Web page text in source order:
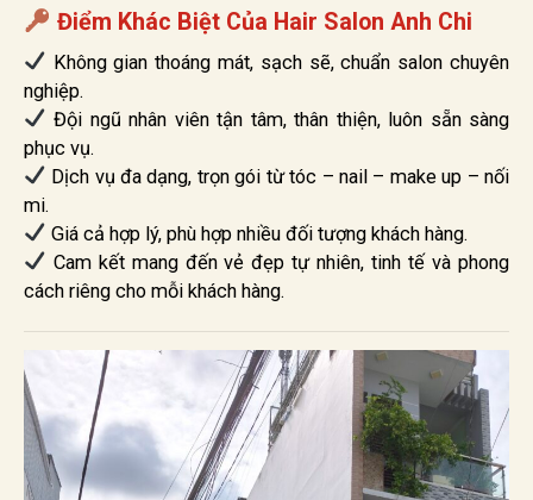
Điểm Khác Biệt Của Hair Salon Anh Chi
Không gian thoáng mát, sạch sẽ, chuẩn salon chuyên
nghiệp.
Đội ngũ nhân viên tận tâm, thân thiện, luôn sẵn sàng
phục vụ.
Dịch vụ đa dạng, trọn gói từ tóc – nail – make up – nối
mi.
Giá cả hợp lý, phù hợp nhiều đối tượng khách hàng.
Cam kết mang đến vẻ đẹp tự nhiên, tinh tế và phong
cách riêng cho mỗi khách hàng.